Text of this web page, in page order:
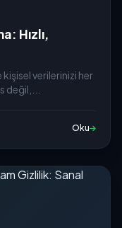
Hızlı,
verilerinizi her
Oku